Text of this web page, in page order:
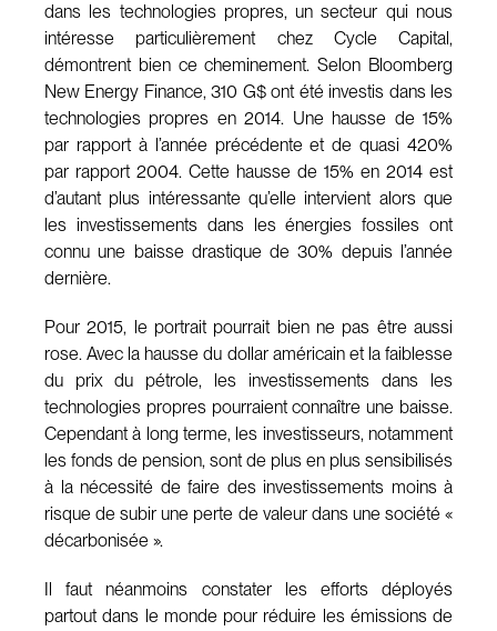
dans les technologies propres, un secteur qui nous
intéresse particulièrement chez Cycle Capital,
démontrent bien ce cheminement. Selon Bloomberg
New Energy Finance, 310 G$ ont été investis dans les
technologies propres en 2014. Une hausse de 15%
par rapport à l’année précédente et de quasi 420%
par rapport 2004. Cette hausse de 15% en 2014 est
d’autant plus intéressante qu’elle intervient alors que
les investissements dans les énergies fossiles ont
connu une baisse drastique de 30% depuis l’année
dernière.
Pour 2015, le portrait pourrait bien ne pas être aussi
rose. Avec la hausse du dollar américain et la faiblesse
du prix du pétrole, les investissements dans les
technologies propres pourraient connaître une baisse.
Cependant à long terme, les investisseurs, notamment
les fonds de pension, sont de plus en plus sensibilisés
à la nécessité de faire des investissements moins à
risque de subir une perte de valeur dans une société «
décarbonisée ».
Il faut néanmoins constater les efforts déployés
partout dans le monde pour réduire les émissions de